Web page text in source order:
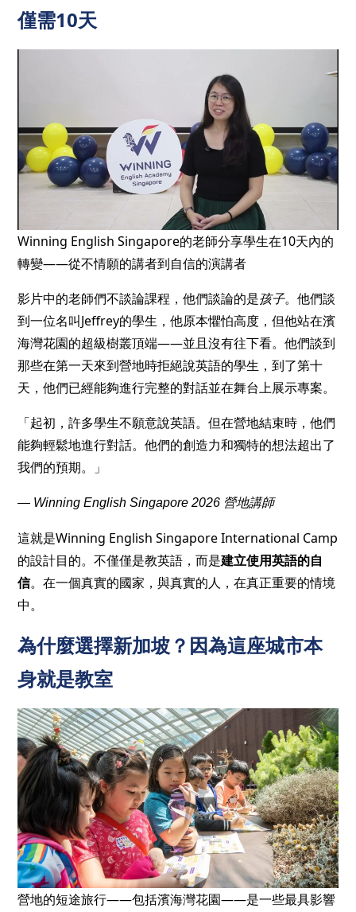
僅需10天
Winning English Singapore的老師分享學生在10天內的
轉變——從不情願的講者到自信的演講者
影片中的老師們不談論課程，他們談論的是孩子。他們談
到一位名叫Jeffrey的學生，他原本懼怕高度，但他站在濱
海灣花園的超級樹叢頂端——並且沒有往下看。他們談到
那些在第一天來到營地時拒絕說英語的學生，到了第十
天，他們已經能夠進行完整的對話並在舞台上展示專案。
「起初，許多學生不願意說英語。但在營地結束時，他們
能夠輕鬆地進行對話。他們的創造力和獨特的想法超出了
我們的預期。」
— Winning English Singapore 2026 營地講師
這就是Winning English Singapore International Camp
的設計目的。不僅僅是教英語，而是建立使用英語的自
信。在一個真實的國家，與真實的人，在真正重要的情境
中。
為什麼選擇新加坡？因為這座城市本
身就是教室
營地的短途旅行——包括濱海灣花園——是一些最具影響